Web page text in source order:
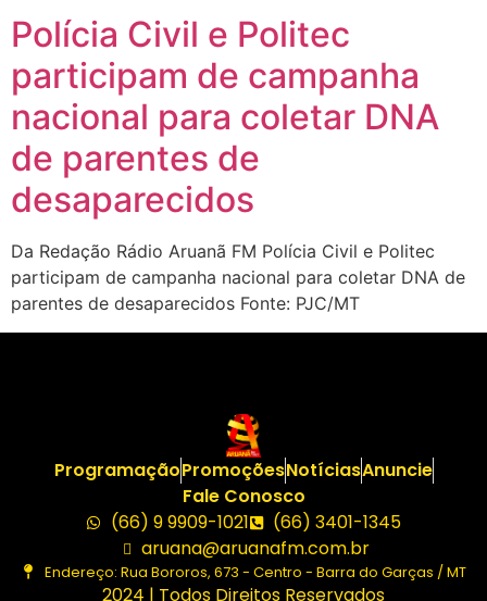
Polícia Civil e Politec
participam de campanha
nacional para coletar DNA
de parentes de
desaparecidos
Da Redação Rádio Aruanã FM Polícia Civil e Politec
participam de campanha nacional para coletar DNA de
parentes de desaparecidos Fonte: PJC/MT
ProgramaçãoPromoçõesNotíciasAnuncie
Fale Conosco
(66) 9 9909-1021
(66) 3401-1345
aruana@aruanafm.com.br
Endereço: Rua Bororos, 673 - Centro - Barra do Garças / MT
2024 | Todos Direitos Reservados